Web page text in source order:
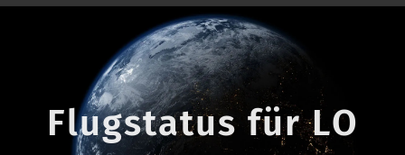
Flugstatus für LO